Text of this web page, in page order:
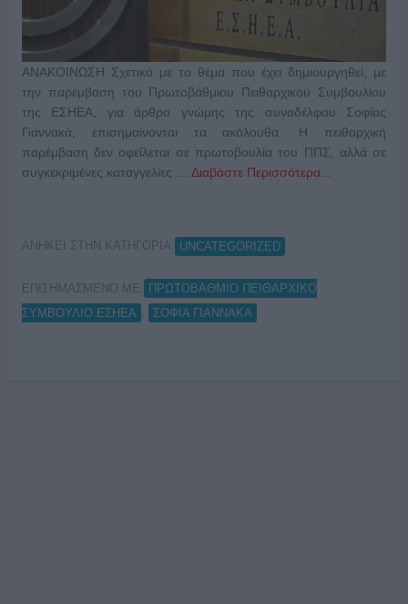
ΑΝΑΚΟΙΝΩΣΗ Σχετικά με το θέμα που έχει δημιουργηθεί, με
την παρέμβαση του Πρωτοβάθμιου Πειθαρχικού Συμβουλίου
της ΕΣΗΕΑ, για άρθρο γνώμης της συναδέλφου Σοφίας
Γιαννακά, επισημαίνονται τα ακόλουθα: Η πειθαρχική
παρέμβαση δεν οφείλεται σε πρωτοβουλία του ΠΠΣ, αλλά σε
συγκεκριμένες καταγγελίες … Διαβάστε Περισσότερα...
ΑΝΗΚΕΙ ΣΤΗΝ ΚΑΤΗΓΟΡΙΑ: UNCATEGORIZED
ΕΠΙΣΗΜΑΣΜΕΝΟ ΜΕ:
ΠΡΩΤΟΒΑΘΜΙΟ ΠΕΙΘΑΡΧΙΚΟ
ΣΥΜΒΟΥΛΙΟ ΕΣΗΕΑ
ΣΟΦΙΑ ΓΙΑΝΝΑΚΑ